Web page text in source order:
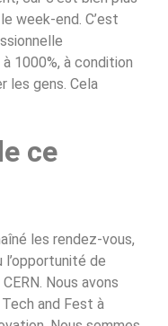
week-end. C’est
1000%, à condition
les gens. Cela
ce
les rendez-vous,
de
Nous avons
and Fest à